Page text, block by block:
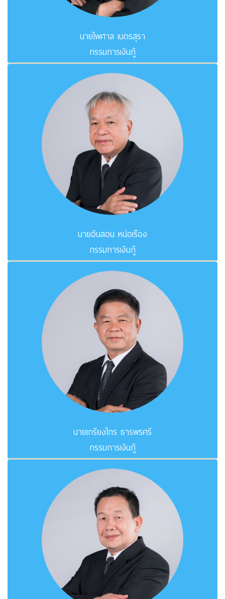
นายไพศาล เนตรสุรา
กรรมการเงินกู้
นายอินสอน หน่อเรือง
กรรมการเงินกู้
นายเกรียงไกร ธารพรศรี
กรรมการเงินกู้